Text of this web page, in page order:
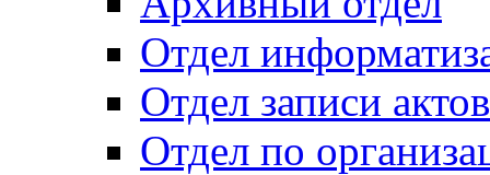
Отдел
Отдел записи
Отдел по